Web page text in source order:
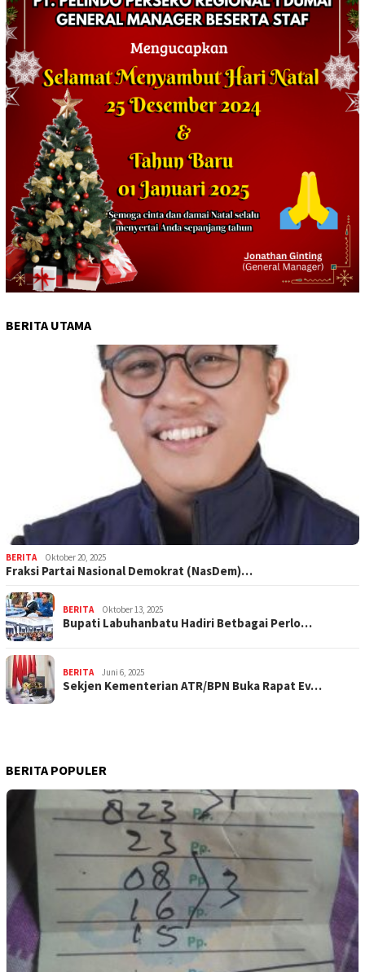
BERITA UTAMA
BERITA Oktober 20, 2025
Fraksi Partai Nasional Demokrat (NasDem)…
BERITA Oktober 13, 2025
Bupati Labuhanbatu Hadiri Betbagai Perlo…
BERITA Juni 6, 2025
Sekjen Kementerian ATR/BPN Buka Rapat Ev…
BERITA POPULER